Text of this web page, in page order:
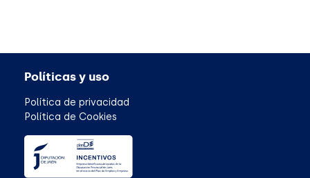
Políticas y uso
Política de privacidad
Política de Cookies